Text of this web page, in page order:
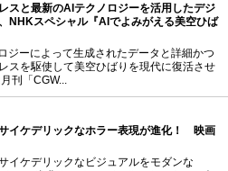
スと最新のAIテクノロジーを活用したデジ
NHKスペシャル『AIでよみがえる美空ひば
ジーによって生成されたデータと詳細かつ
スを駆使して美空ひばりを現代に復活させ
刊「CGW...
イケデリックなホラー表現が進化！ 映画
イケデリックなビジュアルをモダンな